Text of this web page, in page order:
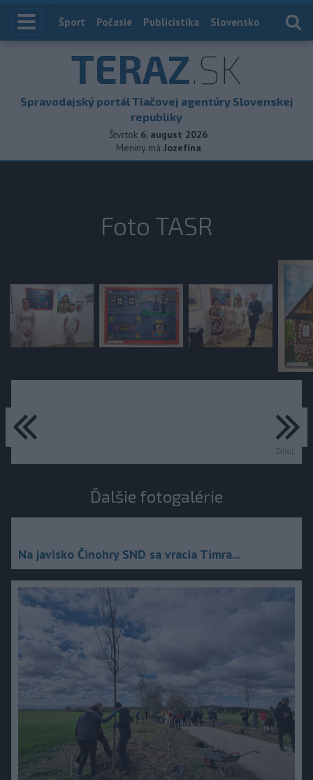
Index
Šport Počasie Publicistika Slovensko
TERAZ.SK
Spravodajský portál Tlačovej agentúry Slovenskej
republiky
Štvrtok 6. august 2026
Meniny má Jozefína
Foto TASR
Zdroj:
predchádzajúce
Ďalšie fotogalérie
Na javisko Činohry SND sa vracia Timra...